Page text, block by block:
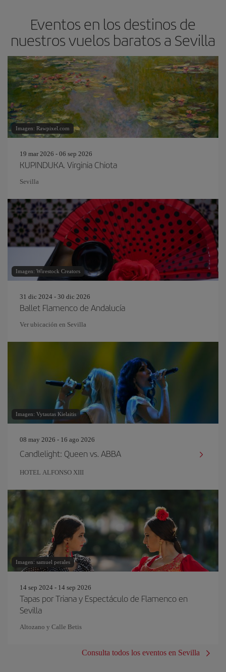
Eventos en los destinos de
nuestros vuelos baratos a Sevilla
Imagen: Rawpixel.com
19 mar 2026 - 06 sep 2026
KUPINDUKA. Virginia Chiota
Sevilla
Imagen: Wirestock Creators
31 dic 2024 - 30 dic 2026
Ballet Flamenco de Andalucía
Ver ubicación en Sevilla
Imagen: Vytautas Kielaitis
08 may 2026 - 16 ago 2026
Candlelight: Queen vs. ABBA
HOTEL ALFONSO XIII
Imagen: samuel perales
14 sep 2024 - 14 sep 2026
Tapas por Triana y Espectáculo de Flamenco en
Sevilla
Altozano y Calle Betis
Consulta todos los eventos en Sevilla